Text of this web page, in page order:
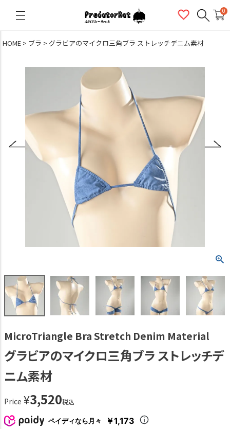
0
HOME ブラ グラビアのマイクロ三角ブラ ストレッチデニム素材
MicroTriangle Bra Stretch Denim Material
グラビアのマイクロ三角ブラ ストレッチデ
ニム素材
Price ¥3,520税込
ペイディなら月々 ￥1,173